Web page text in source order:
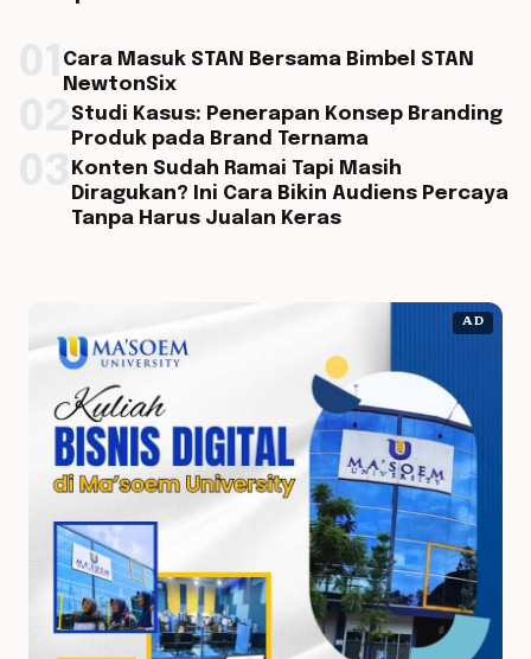
Cara Masuk STAN Bersama Bimbel STAN
NewtonSix
Studi Kasus: Penerapan Konsep Branding
Produk pada Brand Ternama
Konten Sudah Ramai Tapi Masih
Diragukan? Ini Cara Bikin Audiens Percaya
Tanpa Harus Jualan Keras
AD